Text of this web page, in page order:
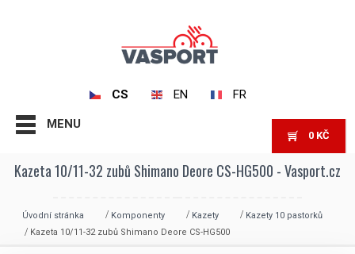
CS EN FR
MENU
0 KČ
Kazeta 10/11-32 zubů Shimano Deore CS-HG500 - Vasport.cz
Úvodní stránka Komponenty Kazety
Kazety 10 pastorků
Kazeta 10/11-32 zubů Shimano Deore CS-HG500